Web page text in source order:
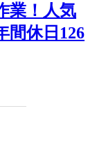
業！人気
間休日126